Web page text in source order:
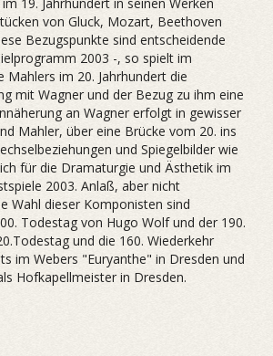
von Gluck, Mozart, Beethoven
Bezugspunkte sind entscheidende
2003 -, so spielt im
Mahlers im 20. Jahrhundert die
mit Wagner und der Bezug zu ihm eine
an Wagner erfolgt in gewisser
Mahler, über eine Brücke vom 20. ins
und Spiegelbilder wie
für die Dramaturgie und Ästhetik im
2003. Anlaß, aber nicht
Wahl dieser Komponisten sind
Todestag von Hugo Wolf und der 190.
und die 160. Wiederkehr
im Webers "Euryanthe" in Dresden und
Hofkapellmeister in Dresden.